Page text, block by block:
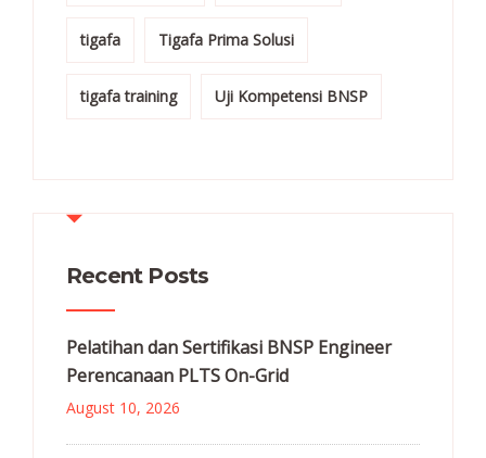
tigafa Tigafa Prima Solusi
tigafa training Uji Kompetensi BNSP
Recent Posts
Pelatihan dan Sertifikasi BNSP Engineer
Perencanaan PLTS On-Grid
August 10, 2026